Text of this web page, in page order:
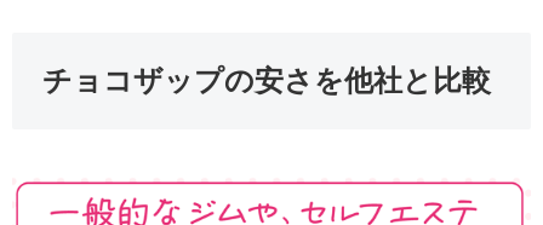
チョコザップの安さを他社と比較